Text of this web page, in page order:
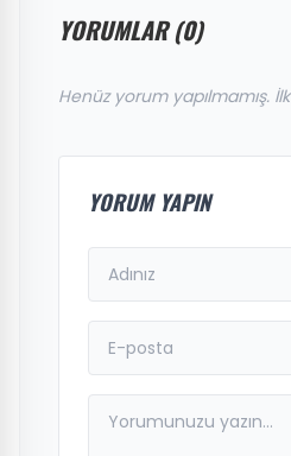
YORUMLAR (0)
Henüz yorum yapılmamış.
YORUM YAPIN